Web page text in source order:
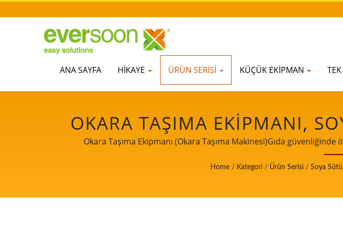
ANA SAYFA HIKAYE ÜRÜN SERISI KÜÇÜK EKIPMAN
OKARA TAŞIMA EKIPMANI,
MAKINELERDEN
TAŞIYAN OTOMATIK TOFU VE
Okara Taşıma Ekipmanı (Okara Taşıma Makinesi)Gıda
Home / Kategori / Ürün Serisi / Soya